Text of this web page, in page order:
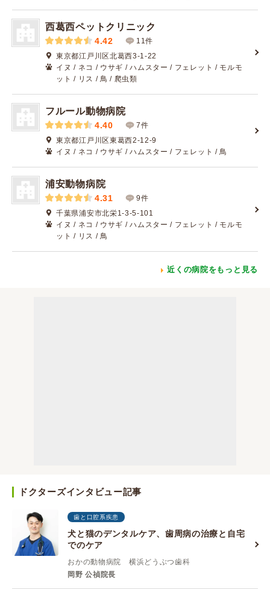
西葛西ペットクリニック
4.42
11件
東京都江戸川区北葛西3-1-22
イヌ / ネコ / ウサギ / ハムスター / フェレット / モルモ
ット / リス / 鳥 / 爬虫類
フルール動物病院
4.40
7件
東京都江戸川区東葛西2-12-9
イヌ / ネコ / ウサギ / ハムスター / フェレット / 鳥
浦安動物病院
4.31
9件
千葉県浦安市北栄1-3-5-101
イヌ / ネコ / ウサギ / ハムスター / フェレット / モルモ
ット / リス / 鳥
近くの病院をもっと見る
ドクターズインタビュー記事
歯と口腔系疾患
犬と猫のデンタルケア、歯周病の治療と自宅
でのケア
おかの動物病院 横浜どうぶつ歯科
岡野 公禎院長